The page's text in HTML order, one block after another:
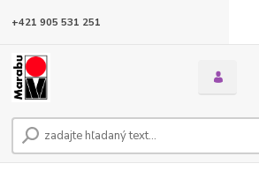
+421 905 531 251